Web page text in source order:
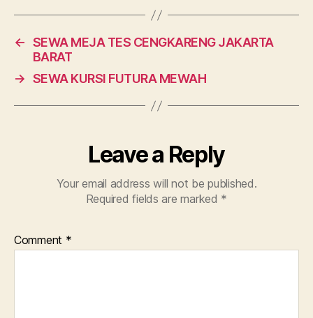
← SEWA MEJA TES CENGKARENG JAKARTA
BARAT
→ SEWA KURSI FUTURA MEWAH
Leave a Reply
Your email address will not be published.
Required fields are marked *
Comment *